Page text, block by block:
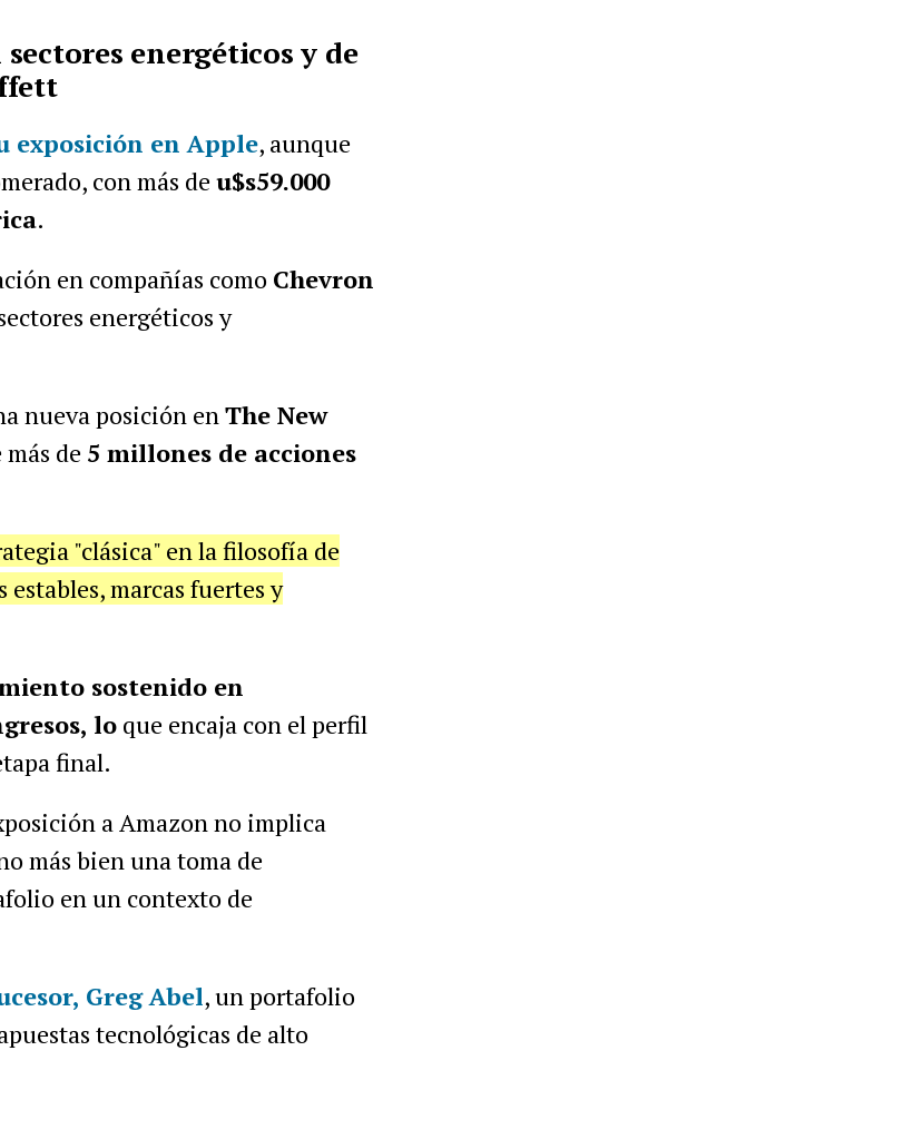
energéticos y de
exposición enApple, aunque
con más de u$s59.000
.
en compañías como Chevron
energéticos y
nueva posición enThe New
de 5 millones de acciones
"clásica" en la filosofía de
marcas fuertes y
sostenido en
loque encaja con el perfil
final.
a Amazon no implica
más bien una toma de
en un contexto de
Greg Abel, un portafolio
tecnológicas de alto